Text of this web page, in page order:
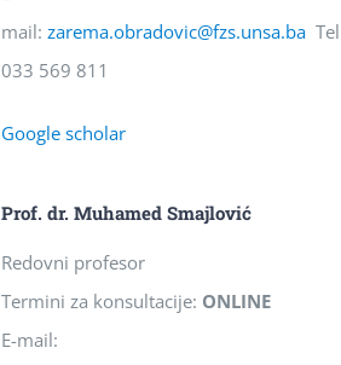
mail: zarema.obradovic@fzs.unsa.ba
033 569 811
Google scholar
Prof. dr. Muhamed Smajlović
Redovni profesor
Termini za konsultacije: ONLINE
E-mail: